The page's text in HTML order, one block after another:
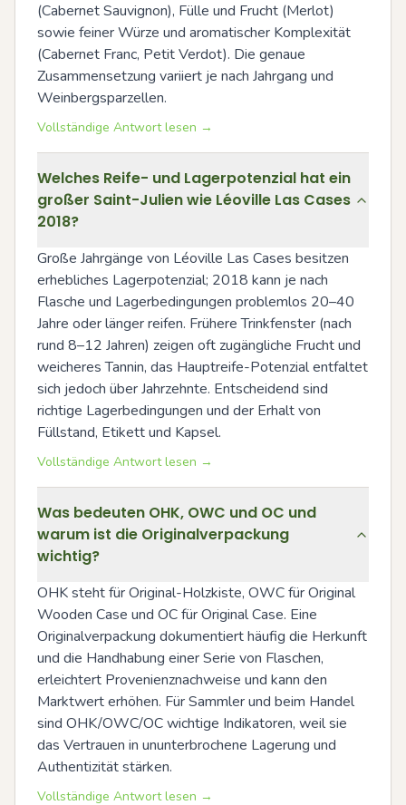
(Cabernet Sauvignon), Fülle und Frucht (Merlot)
sowie feiner Würze und aromatischer Komplexität
(Cabernet Franc, Petit Verdot). Die genaue
Zusammensetzung variiert je nach Jahrgang und
Weinbergsparzellen.
Vollständige Antwort lesen →
Welches Reife- und Lagerpotenzial hat ein
großer Saint-Julien wie Léoville Las Cases
2018?
Große Jahrgänge von Léoville Las Cases besitzen
erhebliches Lagerpotenzial; 2018 kann je nach
Flasche und Lagerbedingungen problemlos 20–40
Jahre oder länger reifen. Frühere Trinkfenster (nach
rund 8–12 Jahren) zeigen oft zugängliche Frucht und
weicheres Tannin, das Hauptreife-Potenzial entfaltet
sich jedoch über Jahrzehnte. Entscheidend sind
richtige Lagerbedingungen und der Erhalt von
Füllstand, Etikett und Kapsel.
Vollständige Antwort lesen →
Was bedeuten OHK, OWC und OC und
warum ist die Originalverpackung
wichtig?
OHK steht für Original-Holzkiste, OWC für Original
Wooden Case und OC für Original Case. Eine
Originalverpackung dokumentiert häufig die Herkunft
und die Handhabung einer Serie von Flaschen,
erleichtert Provenienznachweise und kann den
Marktwert erhöhen. Für Sammler und beim Handel
sind OHK/OWC/OC wichtige Indikatoren, weil sie
das Vertrauen in ununterbrochene Lagerung und
Authentizität stärken.
Vollständige Antwort lesen →